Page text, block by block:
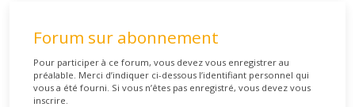
Forum sur abonnement
Pour participer à ce forum, vous devez vous enregistrer au
préalable. Merci d’indiquer ci-dessous l’identifiant personnel qui
vous a été fourni. Si vous n’êtes pas enregistré, vous devez vous
inscrire.